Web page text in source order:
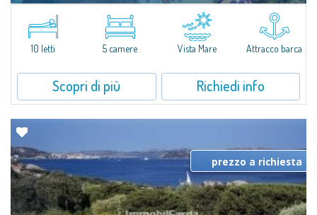
Vi diamo il benvenuto a Villa Cala di Volpe, straordinaria proprietà fronte
mare e vera e propria penisola privata di circa 6.000 metri quadrati lungo
le coste cristalline della prestigiosa Baia Cala di Volpe, a due...
10 letti 5 camere Vista Mare Attracco barca
Scopri di più Richiedi info
prezzo a richiesta